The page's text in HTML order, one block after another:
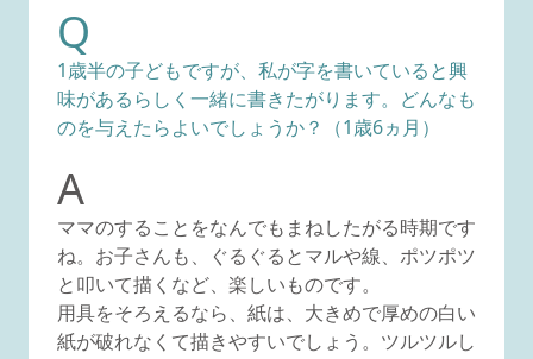
Q
1歳半の子どもですが、私が字を書いていると興
味があるらしく一緒に書きたがります。どんなも
のを与えたらよいでしょうか？（1歳6ヵ月）
A
ママのすることをなんでもまねしたがる時期です
ね。お子さんも、ぐるぐるとマルや線、ポツポツ
と叩いて描くなど、楽しいものです。
用具をそろえるなら、紙は、大きめで厚めの白い
紙が破れなくて描きやすいでしょう。ツルツルし